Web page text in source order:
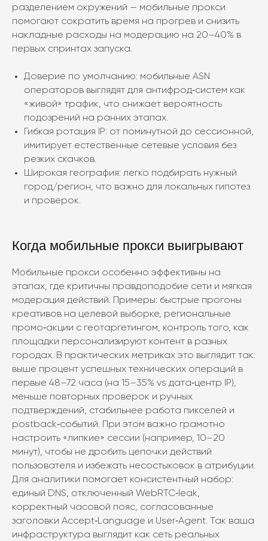
разделением окружений — мобильные прокси
помогают сократить время на прогрев и снизить
накладные расходы на модерацию на 20–40% в
первых спринтах запуска.
Доверие по умолчанию: мобильные ASN
операторов выглядят для антифрод‑систем как
«живой» трафик, что снижает вероятность
подозрений на ранних этапах.
Гибкая ротация IP: от поминутной до сессионной,
имитирует естественные сетевые условия без
резких скачков.
Широкая география: легко подбирать нужный
город/регион, что важно для локальных гипотез
и проверок.
Когда мобильные прокси выигрывают
Мобильные прокси особенно эффективны на
этапах, где критичны правдоподобие сети и мягкая
модерация действий. Примеры: быстрые прогоны
креативов на целевой выборке, региональные
промо‑акции с геотаргетингом, контроль того, как
площадки персонализируют контент в разных
городах. В практических метриках это выглядит так:
выше процент успешных технических операций в
первые 48–72 часа (на 15–35% vs дата‑центр IP),
меньше повторных проверок и ручных
подтверждений, стабильнее работа пикселей и
postback‑событий. При этом важно грамотно
настроить «липкие» сессии (например, 10–20
минут), чтобы не дробить цепочки действий
пользователя и избежать несостыковок в атрибуции.
Для аналитики помогает консистентный набор:
единый DNS, отключенный WebRTC‑leak,
корректный часовой пояс, согласованные
заголовки Accept‑Language и User‑Agent. Так ваша
инфраструктура выглядит как сеть реальных